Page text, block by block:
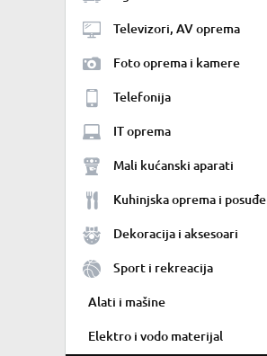
Televizori, AV oprema
Foto oprema i kamere
Telefonija
IT oprema
Mali kućanski aparati
Kuhinjska oprema i posuđe
Dekoracija i aksesoari
Sport i rekreacija
Alati i mašine
Elektro i vodo materijal